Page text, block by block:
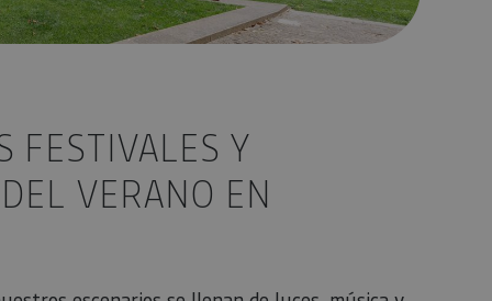
FESTIVALES Y
VERANO EN
de los
cookie de tipo
serie corta de
de análisis
de los
cookie de tipo
serie corta de
referencia para el
de la página
la